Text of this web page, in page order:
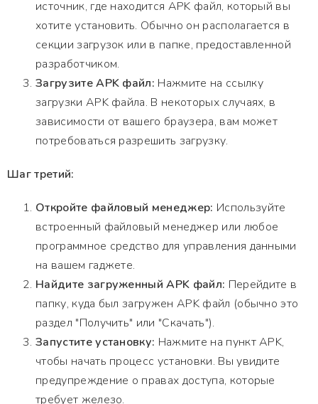
источник, где находится APK файл, который вы
хотите установить. Обычно он располагается в
секции загрузок или в папке, предоставленной
разработчиком.
Загрузите APK файл: Нажмите на ссылку
загрузки APK файла. В некоторых случаях, в
зависимости от вашего браузера, вам может
потребоваться разрешить загрузку.
Шаг третий:
Откройте файловый менеджер: Используйте
встроенный файловый менеджер или любое
программное средство для управления данными
на вашем гаджете.
Найдите загруженный APK файл: Перейдите в
папку, куда был загружен APK файл (обычно это
раздел "Получить" или "Скачать").
Запустите установку: Нажмите на пункт APK,
чтобы начать процесс установки. Вы увидите
предупреждение о правах доступа, которые
требует железо.